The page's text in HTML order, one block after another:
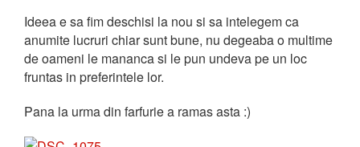
Ideea e sa fim deschisi la nou si sa intelegem ca
anumite lucruri chiar sunt bune, nu degeaba o multime
de oameni le mananca si le pun undeva pe un loc
fruntas in preferintele lor.
Pana la urma din farfurie a ramas asta :)